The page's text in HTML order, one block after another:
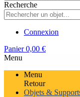
Recherche
Connexion
Panier 0,00 €
Menu
Menu
Retour
Objets &